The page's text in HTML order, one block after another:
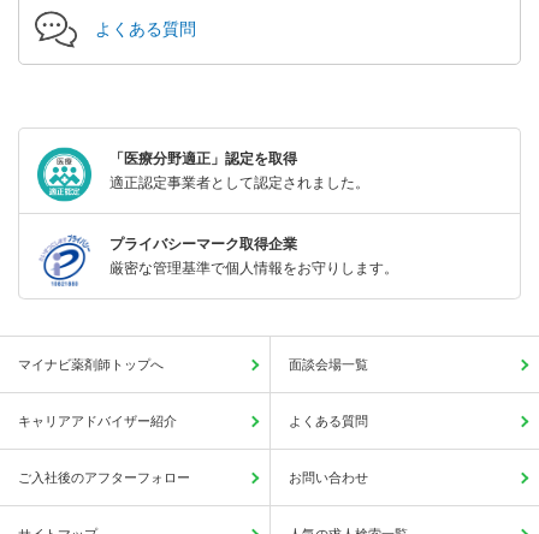
よくある質問
「医療分野適正」認定を取得
適正認定事業者として認定されました。
プライバシーマーク取得企業
厳密な管理基準で個人情報をお守りします。
マイナビ薬剤師トップへ 面談会場一覧
キャリアアドバイザー紹介 よくある質問
ご入社後のアフターフォロー お問い合わせ